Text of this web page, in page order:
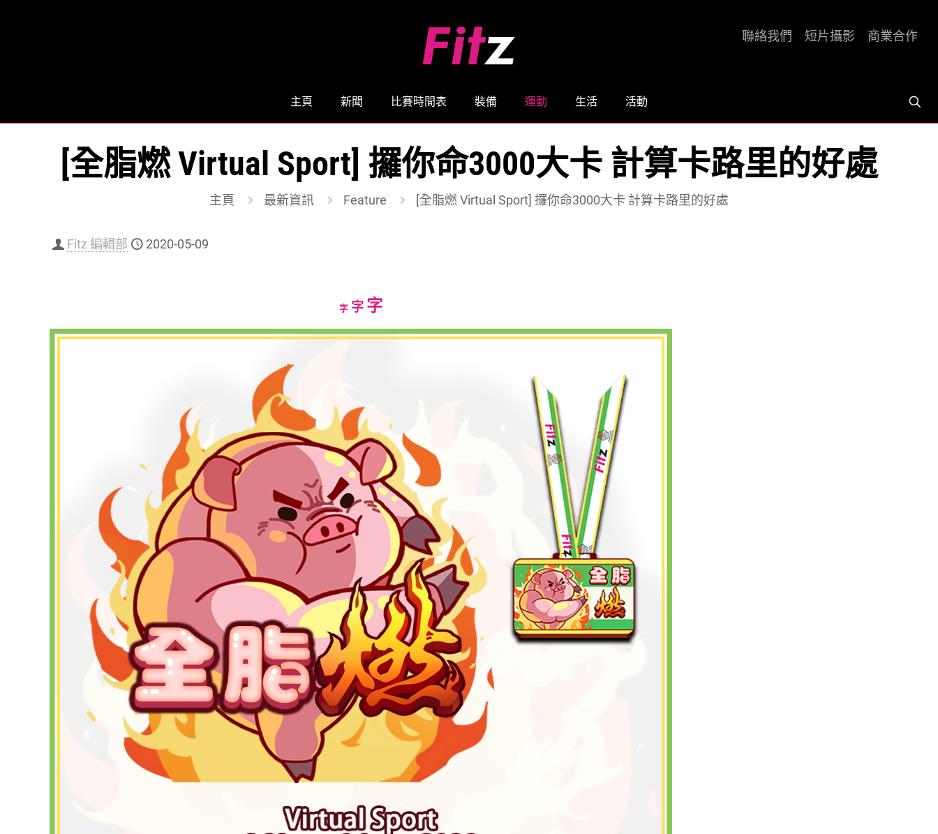
主頁 新聞 比賽時間表 裝備 運動 生活 活動
聯絡我們 短片攝影 商業合作
[全脂燃 Virtual Sport] 攞你命3000大卡 計算卡路里的好處
主頁 最新資訊 Feature [全脂燃 Virtual Sport] 攞你命3000大卡 計算卡路里的好處
Fitz 編輯部 2020-05-09
字Decrease
字Reset
size.
字Increase
font
size.